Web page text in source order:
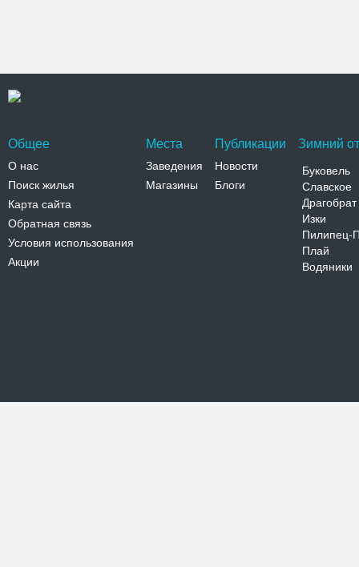
Общее
О нас
Поиск жилья
Карта сайта
Обратная связь
Условия использования
Акции
Места
Заведения
Магазины
Публикации
Новости
Блоги
Зимний
Буковель
Славское
Драгобрат
Изки
Пилипец-
Плай
Водяники